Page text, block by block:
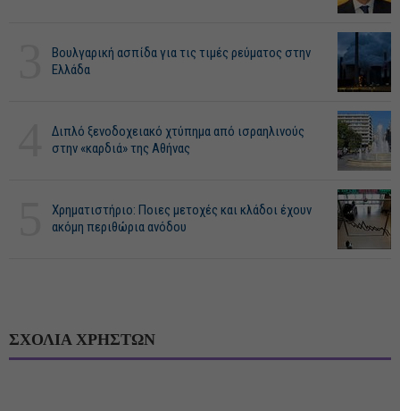
Βουλγαρική ασπίδα για τις τιμές ρεύματος στην
Ελλάδα
Διπλό ξενοδοχειακό χτύπημα από ισραηλινούς
στην «καρδιά» της Αθήνας
Χρηματιστήριο: Ποιες μετοχές και κλάδοι έχουν
ακόμη περιθώρια ανόδου
ΣΧΟΛΙΑ ΧΡΗΣΤΩΝ